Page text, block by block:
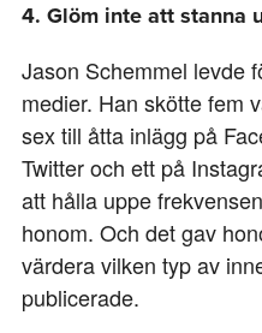
4. Glöm inte att stanna
Jason Schemmel levde
medier. Han skötte fem
sex till åtta inlägg på
Twitter och ett på
att hålla uppe
honom. Och det gav
värdera vilken typ av
publicerade.